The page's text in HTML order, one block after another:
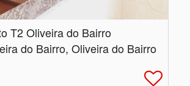
T2 Oliveira do Bairro
do Bairro, Oliveira do Bairro